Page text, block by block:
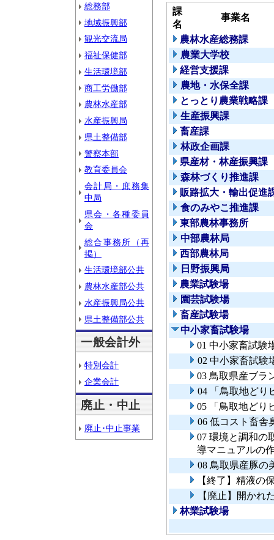
総務部
地域振興部
観光交流局
福祉保健部
生活環境部
商工労働部
農林水産部
水産振興局
県土整備部
警察本部
教育委員会
会計局・庶務集
中局
県会・各種委員
会
総合事務所（再
掲）
生活環境部公共
農林水産部公共
水産振興局公共
県土整備部公共
一般会計外
特別会計
企業会計
廃止・中止
廃止･中止事業
課
名
事業名
農林水産総務課
農業大学校
経営支援課
農地・水保全課
とっとり農業戦略課
生産振興課
畜産課
林政企画課
県産材・林産振興課
森林づくり推進課
販路拡大・輸出促進
食のみやこ推進課
東部農林事務所
中部農林局
西部農林局
日野振興局
農業試験場
園芸試験場
畜産試験場
中小家畜試験場
01 中小家畜試験
02 中小家畜試験
03 鳥取県産ブラ
04 「鳥取地どり
05 「鳥取地どり
06 低コスト畜舎
07 環境と調和の
導マニュアルの
08 鳥取県産豚の
【終了】精液の
【廃止】開かれ
林業試験場